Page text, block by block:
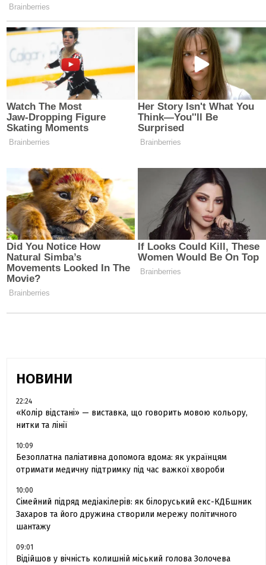
НОВИНИ
22:24
«Колір відстані» — виставка, що говорить мовою кольору,
нитки та лінії
10:09
Безоплатна паліативна допомога вдома: як українцям
отримати медичну підтримку під час важкої хвороби
10:00
Сімейний підряд медіакілерів: як білоруський екс-КДБшник
Захаров та його дружина створили мережу політичного
шантажу
09:01
Відійшов у вічність колишній міський голова Золочева